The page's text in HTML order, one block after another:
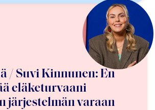
/ Suvi Kinnunen: En
eläketurvaani
järjestelmän varaan